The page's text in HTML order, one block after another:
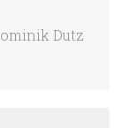
Dutz